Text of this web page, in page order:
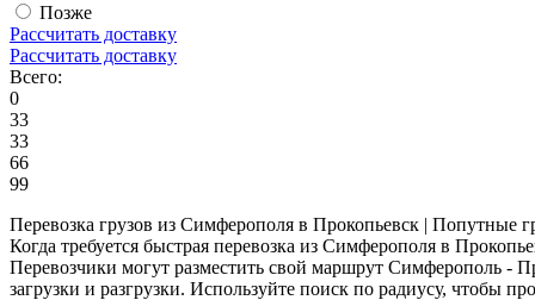
Позже
Рассчитать доставку
Рассчитать доставку
Всего:
0
33
33
66
99
Перевозка грузов из Симферополя в Прокопьевск | Попутные
Когда требуется быстрая перевозка из Симферополя в
Перевозчики могут разместить свой маршрут Симферополь -
загрузки и разгрузки. Используйте поиск по радиусу, чтобы